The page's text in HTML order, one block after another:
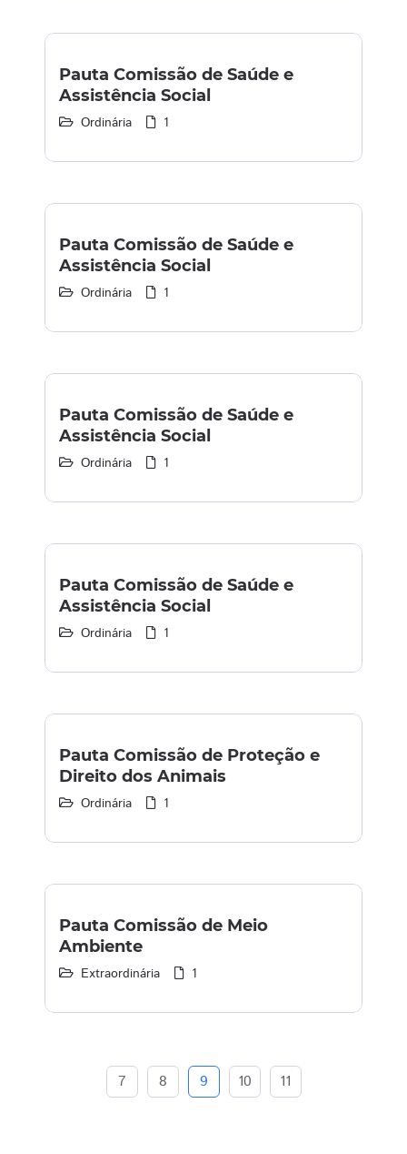
Pauta Comissão de Saúde e
Assistência Social
Ordinária 1
Pauta Comissão de Saúde e
Assistência Social
Ordinária 1
Pauta Comissão de Saúde e
Assistência Social
Ordinária 1
Pauta Comissão de Saúde e
Assistência Social
Ordinária 1
Pauta Comissão de Proteção e
Direito dos Animais
Ordinária 1
Pauta Comissão de Meio
Ambiente
Extraordinária 1
7 8 9 10 11